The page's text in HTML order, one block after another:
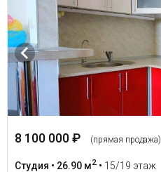
8 100 000 ₽ (прямая продажа)
Студия • 26.90 м2 • 15/19 этаж